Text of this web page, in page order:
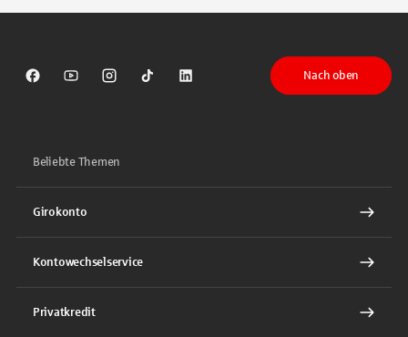
Sparkasse auf Facebook
Sparkasse auf Youtube
Sparkasse auf Instagram
Sparkasse auf TikTok
Sparkasse auf LinkedIn
Nach oben
Beliebte Themen
Girokonto
Kontowechselservice
Privatkredit